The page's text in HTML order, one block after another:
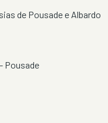
de Pousade e Albardo
Pousade